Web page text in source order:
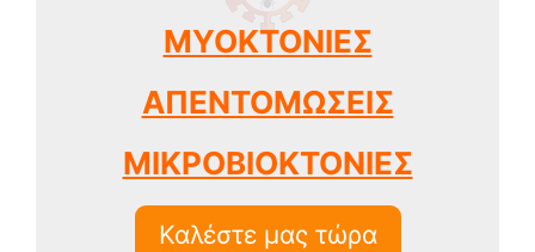
ΜΥΟΚΤΟΝΙΕΣ
ΑΠΕΝΤΟΜΩΣΕΙΣ
ΜΙΚΡΟΒΙΟΚΤΟΝΙΕΣ
Καλέστε μας τώρα